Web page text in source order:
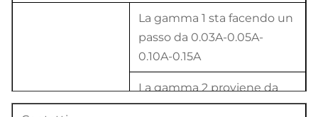
La gamma 1 sta facendo un
passo da 0.03A-0.05A-
0.10A-0.15A
La gamma 2 proviene da
0.2A a 0.75A al punto di